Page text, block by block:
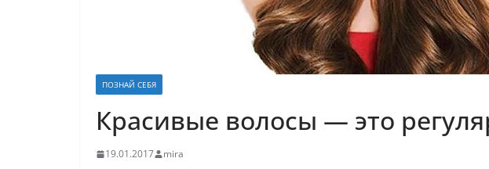
ПОЗНАЙ СЕБЯ
Красивые волосы — это
19.01.2017 mira